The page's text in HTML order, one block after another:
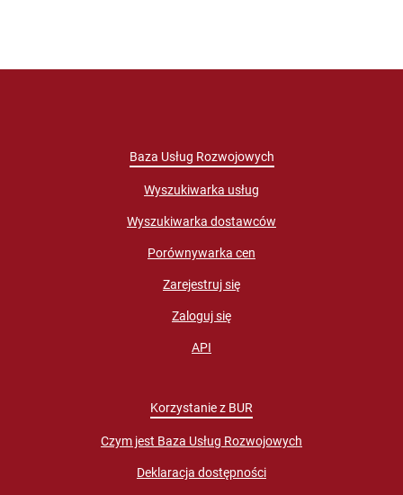
Baza Usług Rozwojowych
Wyszukiwarka usług
Wyszukiwarka dostawców
Porównywarka cen
Zarejestruj się
Zaloguj się
API
Korzystanie z BUR
Czym jest Baza Usług Rozwojowych
Deklaracja dostępności